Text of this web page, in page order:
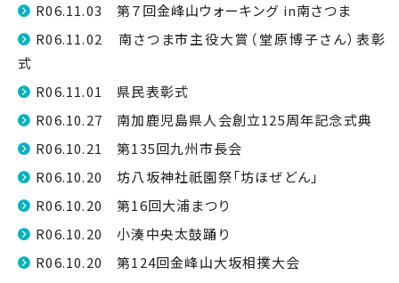
R06.11.03 第７回金峰山ウォーキング in南さつま
R06.11.02 南さつま市主役大賞（堂原博子さん）表彰
式
R06.11.01 県民表彰式
R06.10.27 南加鹿児島県人会創立125周年記念式典
R06.10.21 第135回九州市長会
R06.10.20 坊八坂神社祇園祭「坊ほぜどん」
R06.10.20 第16回大浦まつり
R06.10.20 小湊中央太鼓踊り
R06.10.20 第124回金峰山大坂相撲大会